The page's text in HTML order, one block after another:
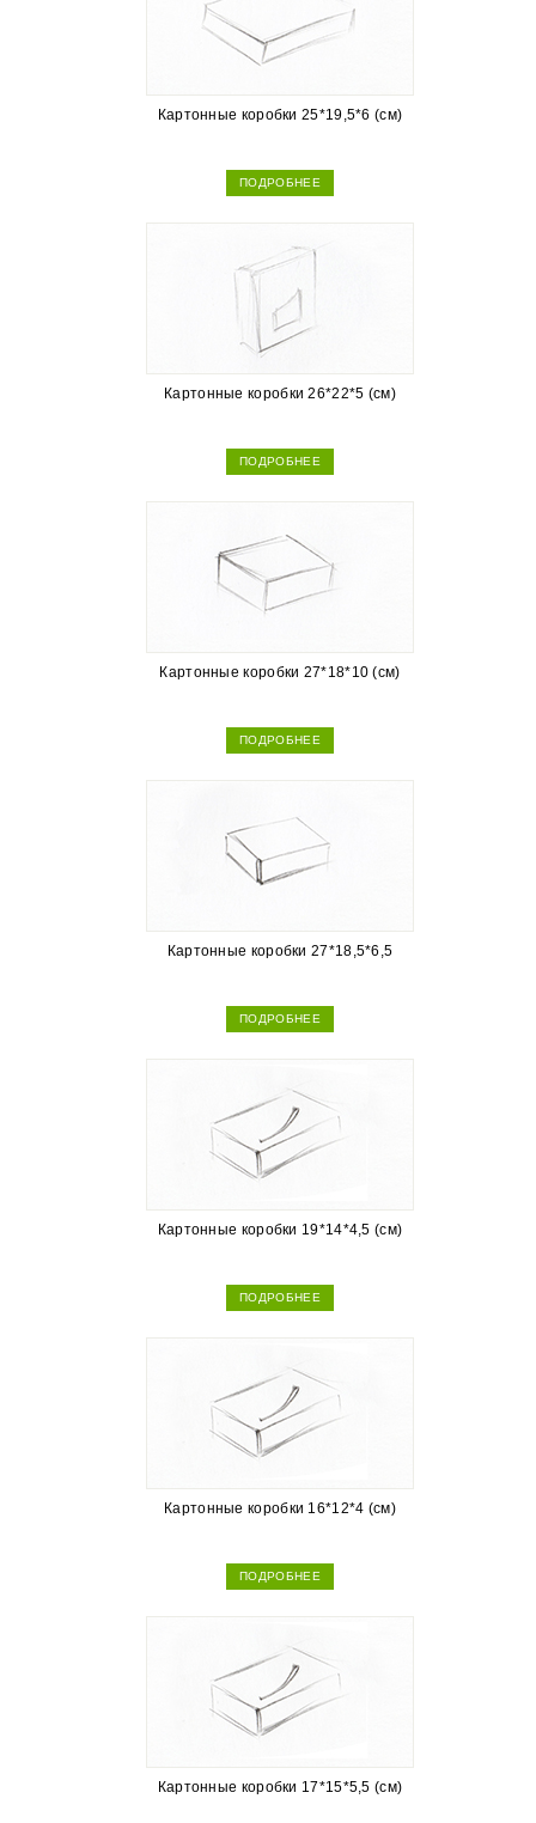
Картонные коробки 25*19,5*6 (см)
ПОДРОБНЕЕ
Картонные коробки 26*22*5 (см)
ПОДРОБНЕЕ
Картонные коробки 27*18*10 (см)
ПОДРОБНЕЕ
Картонные коробки 27*18,5*6,5
ПОДРОБНЕЕ
Картонные коробки 19*14*4,5 (см)
ПОДРОБНЕЕ
Картонные коробки 16*12*4 (см)
ПОДРОБНЕЕ
Картонные коробки 17*15*5,5 (см)